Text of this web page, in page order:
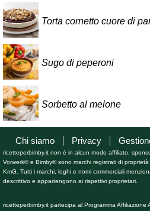
Torta cornetto cuore di
Sugo di peperoni
Sorbetto al melone
Chi siamo Privacy
ricetteperbimby.it non è in alcun modo affiliato,
Vorwerk® e Bimby® sono marchi registrati di
KmG. Tutti i marchi, loghi e nomi commerciali
descrittivo e appartengono ai rispettivi proprietari.
ricetteperbimby.it partecipa al Programma